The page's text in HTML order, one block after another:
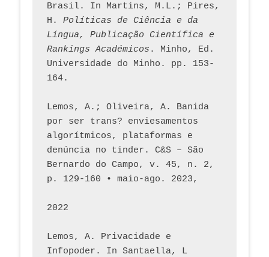
Brasil. In Martins, M.L.; Pires,
H. Políticas de Ciência e da
Língua, Publicação Científica e
Rankings Académicos . Minho, Ed.
Universidade do Minho. pp. 153-
164.
Lemos, A.; Oliveira, A. Banida
por ser trans? enviesamentos
algorítmicos, plataformas e
denúncia no tinder. C&S – São
Bernardo do Campo, v. 45, n. 2,
p. 129-160 • maio-ago. 2023,
2022
Lemos, A. Privacidade e
Infopoder. In Santaella, L